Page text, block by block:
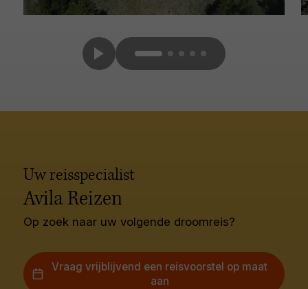
Uw reisspecialist
Avila Reizen
Op zoek naar uw volgende droomreis?
Vraag vrijblijvend een reisvoorstel op maat
aan